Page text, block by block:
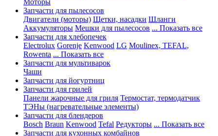
Моторы
Запчасти для пылесосов
Двигатели (моторы) Щетки, насадки Шланги
Аккумуляторы Мешки для пылесосов ... Показать все
Запчасти для хлебопечек
Electrolux Gorenje Kenwood LG Moulinex, TEFAL,
Rowenta ... Показать все
Запчасти для мультиварок
Чаши
Запчасти для йогуртниц
Запчасти для грилей
Панели жарочные для гриля Термостат, термодатчик
ТЭНы (нагревательные элементы)
Запчасти для блендеров
Bosch Braun Kenwood Tefal Редукторы ... Показать все
Запчасти для кухонных комбайнов